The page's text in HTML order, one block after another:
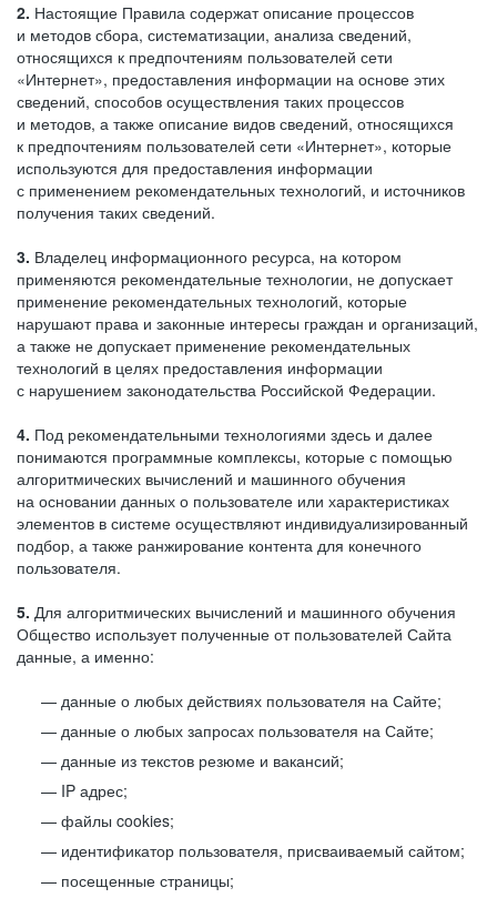
2. Настоящие Правила содержат описание процессов
и методов сбора, систематизации, анализа сведений,
относящихся к предпочтениям пользователей сети
«Интернет», предоставления информации на основе этих
сведений, способов осуществления таких процессов
и методов, а также описание видов сведений, относящихся
к предпочтениям пользователей сети «Интернет», которые
используются для предоставления информации
с применением рекомендательных технологий, и источников
получения таких сведений.
3. Владелец информационного ресурса, на котором
применяются рекомендательные технологии, не допускает
применение рекомендательных технологий, которые
нарушают права и законные интересы граждан и организаций,
а также не допускает применение рекомендательных
технологий в целях предоставления информации
с нарушением законодательства Российской Федерации.
4. Под рекомендательными технологиями здесь и далее
понимаются программные комплексы, которые с помощью
алгоритмических вычислений и машинного обучения
на основании данных о пользователе или характеристиках
элементов в системе осуществляют индивидуализированный
подбор, а также ранжирование контента для конечного
пользователя.
5. Для алгоритмических вычислений и машинного обучения
Общество использует полученные от пользователей Сайта
данные, а именно:
данные о любых действиях пользователя на Сайте;
данные о любых запросах пользователя на Сайте;
данные из текстов резюме и вакансий;
IP адрес;
файлы cookies;
идентификатор пользователя, присваиваемый сайтом;
посещенные страницы;